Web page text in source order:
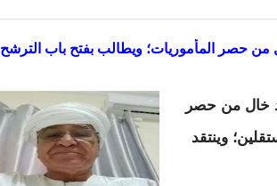
من حصر المأموريات؛ ويطالب بفتح باب الترشح
خال من حصر
وينتقد